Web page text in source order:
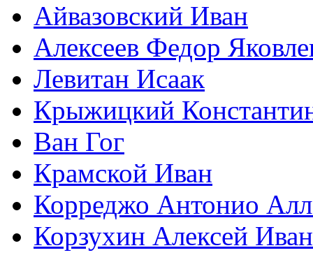
Айвазовский Иван
Алексеев Федор
Левитан Исаак
Крыжицкий
Ван Гог
Крамской Иван
Корреджо Антонио
Корзухин Алексей